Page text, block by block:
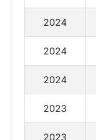
2024
2024
2024
2023
2023